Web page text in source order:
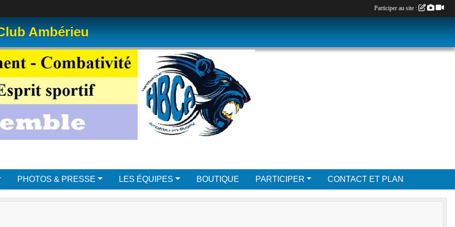
Ambérieu
PHOTOS & PRESSE LES ÉQUIPES BOUTIQUE PARTICIPER CONTACT ET PLAN
Participer au site :